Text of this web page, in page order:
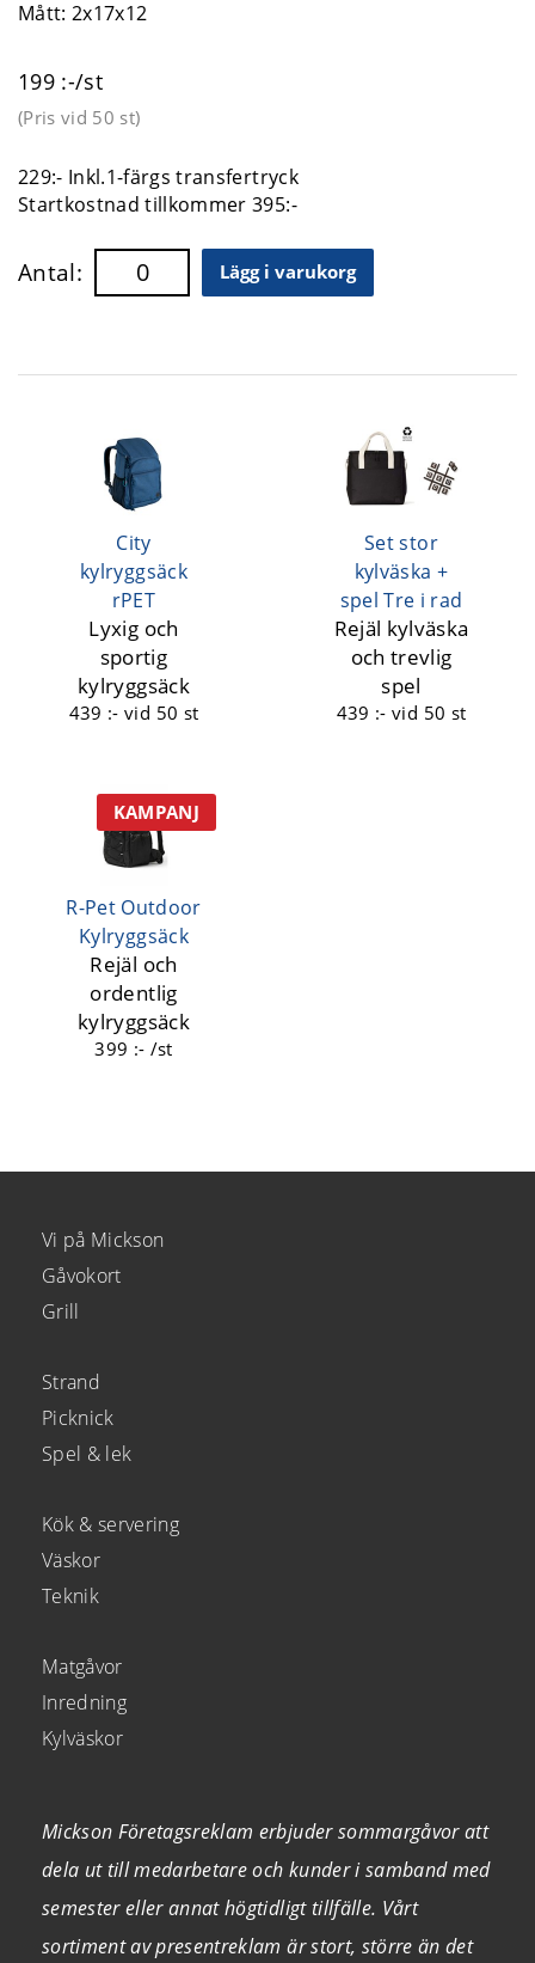
Mått: 2x17x12
199 :-/st
(Pris vid 50 st)
229:- Inkl.1-färgs transfertryck
Startkostnad tillkommer 395:-
Antal: Lägg i varukorg
City
kylryggsäck
rPET
Lyxig och
sportig
kylryggsäck
439 :-vid 50 st
Set stor
kylväska +
spel Tre i rad
Rejäl kylväska
och trevlig
spel
439 :-vid 50 st
KAMPANJ
R-Pet Outdoor
Kylryggsäck
Rejäl och
ordentlig
kylryggsäck
399 :- /st
Vi på Mickson
Gåvokort
Grill
Strand
Picknick
Spel & lek
Kök & servering
Väskor
Teknik
Matgåvor
Inredning
Kylväskor
Mickson Företagsreklam erbjuder sommargåvor att
dela ut till medarbetare och kunder i samband med
semester eller annat högtidligt tillfälle. Vårt
sortiment av presentreklam är stort, större än det